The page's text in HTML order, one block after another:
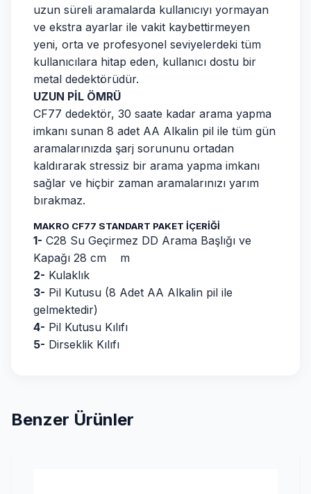
uzun süreli aramalarda kullanıcıyı yormayan
ve ekstra ayarlar ile vakit kaybettirmeyen
yeni, orta ve profesyonel seviyelerdeki tüm
kullanıcılara hitap eden, kullanıcı dostu bir
metal dedektörüdür.
UZUN PİL ÖMRÜ
CF77 dedektör, 30 saate kadar arama yapma
imkanı sunan 8 adet AA Alkalin pil ile tüm gün
aramalarınızda şarj sorununu ortadan
kaldırarak stressiz bir arama yapma imkanı
sağlar ve hiçbir zaman aramalarınızı yarım
bırakmaz.
MAKRO CF77 STANDART PAKET İÇERİĞİ
1- C28 Su Geçirmez DD Arama Başlığı ve
Kapağı 28 cm m
2- Kulaklık
3- Pil Kutusu (8 Adet AA Alkalin pil ile
gelmektedir)
4- Pil Kutusu Kılıfı
5- Dirseklik Kılıfı
Benzer Ürünler